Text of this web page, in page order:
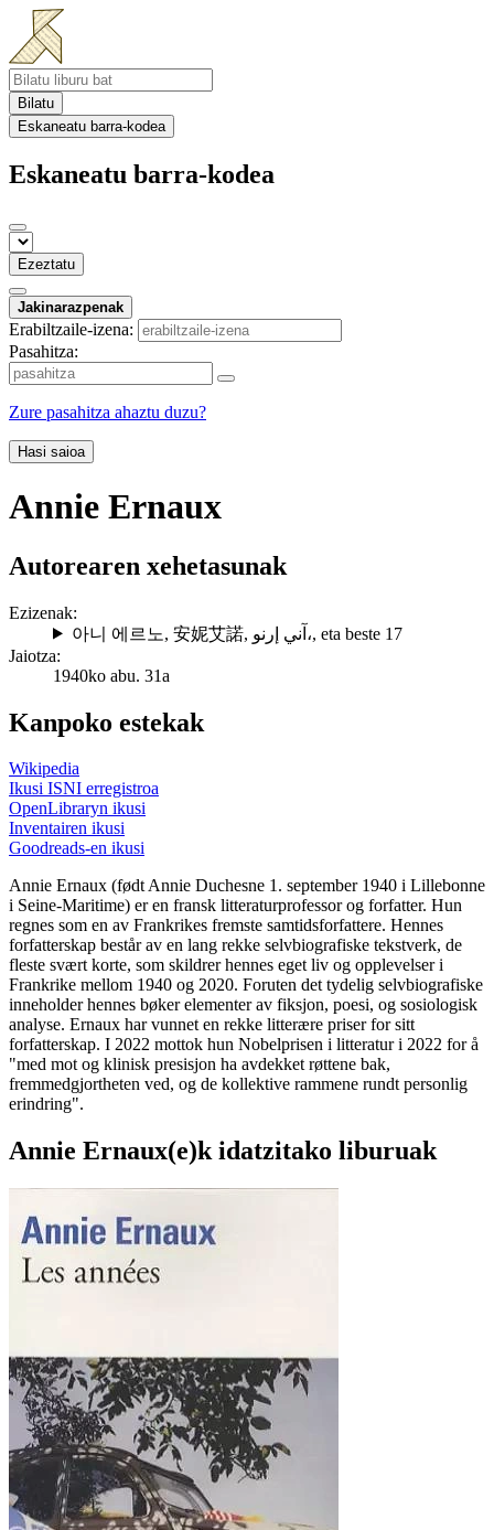
Bilatu
Eskaneatu barra-kodea
Eskaneatu barra-kodea
Ezeztatu
Jakinarazpenak
Erabiltzaile-izena:
Pasahitza:
Zure pasahitza ahaztu duzu?
Hasi saioa
Annie Ernaux
Autorearen xehetasunak
Ezizenak:
아니 에르노, 安妮艾諾, آني إرنو،, eta beste 17
Jaiotza:
1940ko abu. 31a
Kanpoko estekak
Wikipedia
Ikusi ISNI erregistroa
OpenLibraryn ikusi
Inventairen ikusi
Goodreads-en ikusi
Annie Ernaux (født Annie Duchesne 1. september 1940 i Lillebonne
i Seine-Maritime) er en fransk litteraturprofessor og forfatter. Hun
regnes som en av Frankrikes fremste samtidsforfattere. Hennes
forfatterskap består av en lang rekke selvbiografiske tekstverk, de
fleste svært korte, som skildrer hennes eget liv og opplevelser i
Frankrike mellom 1940 og 2020. Foruten det tydelig selvbiografiske
inneholder hennes bøker elementer av fiksjon, poesi, og sosiologisk
analyse. Ernaux har vunnet en rekke litterære priser for sitt
forfatterskap. I 2022 mottok hun Nobelprisen i litteratur i 2022 for å
"med mot og klinisk presisjon ha avdekket røttene bak,
fremmedgjortheten ved, og de kollektive rammene rundt personlig
erindring".
Annie Ernaux(e)k idatzitako liburuak